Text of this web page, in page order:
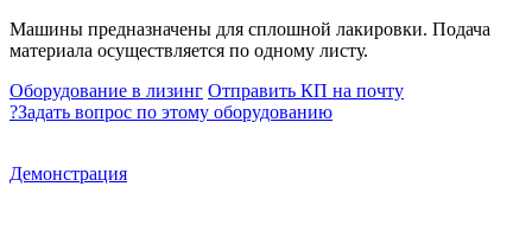
Машины предназначены для сплошной лакировки. Подача
материала осуществляется по одному листу.
Оборудование в лизинг Отправить КП на почту
?Задать вопрос по этому оборудованию
Демонстрация